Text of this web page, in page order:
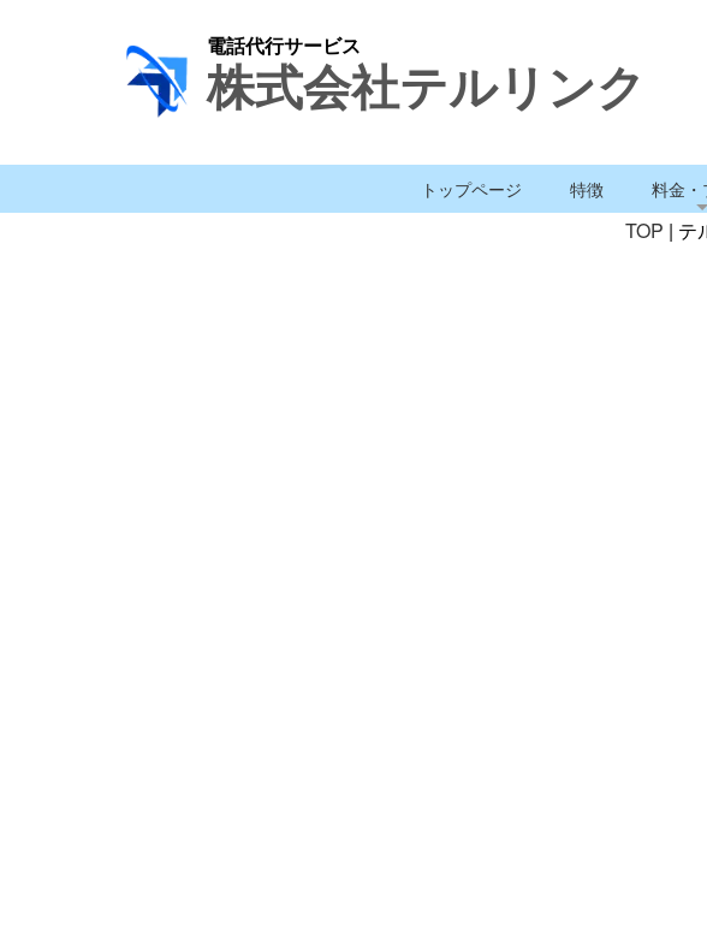
電話代行サービス
株式会社テルリンク
トップページ 特徴 料金・
TOP | テ